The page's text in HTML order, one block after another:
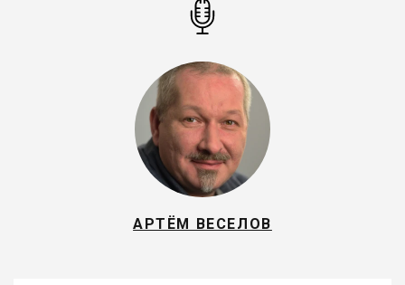
АРТЁМ ВЕСЕЛОВ